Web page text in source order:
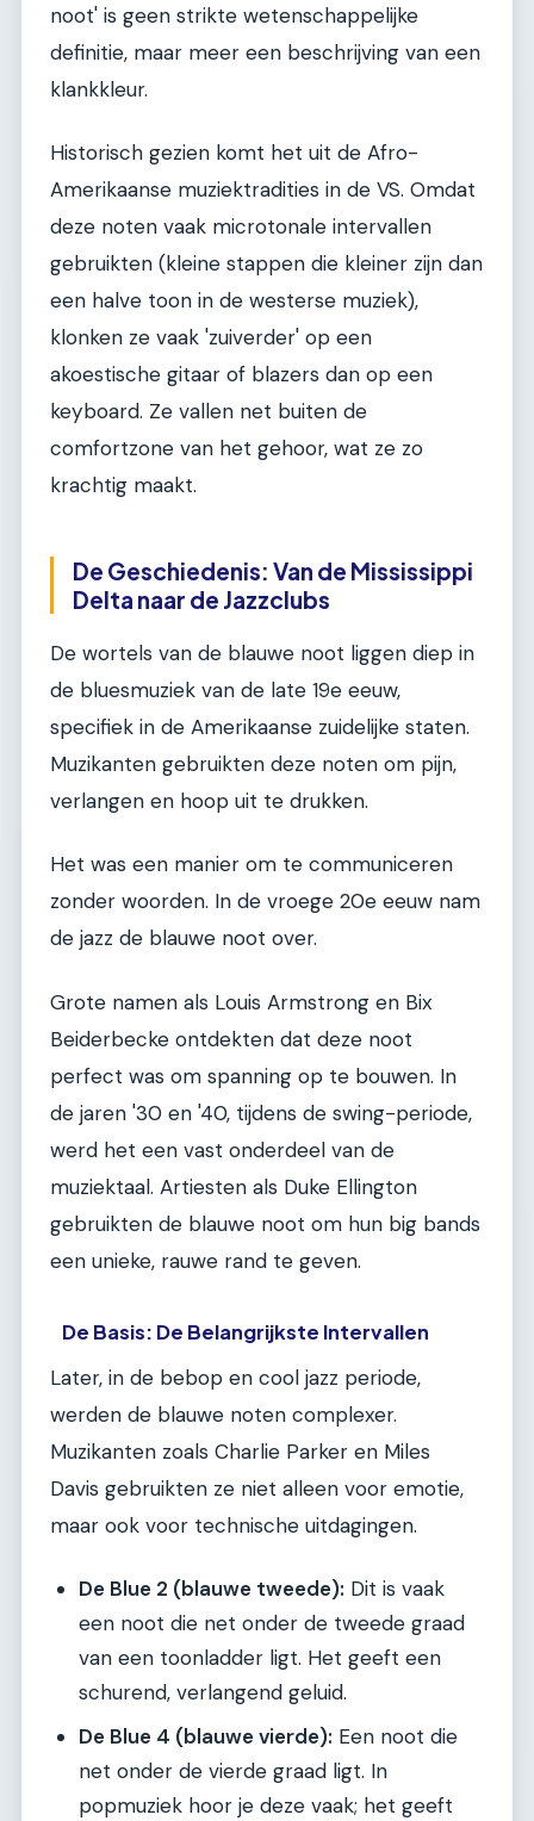
noot' is geen strikte wetenschappelijke
definitie, maar meer een beschrijving van een
klankkleur.
Historisch gezien komt het uit de Afro-
Amerikaanse muziektradities in de VS. Omdat
deze noten vaak microtonale intervallen
gebruikten (kleine stappen die kleiner zijn dan
een halve toon in de westerse muziek),
klonken ze vaak 'zuiverder' op een
akoestische gitaar of blazers dan op een
keyboard. Ze vallen net buiten de
comfortzone van het gehoor, wat ze zo
krachtig maakt.
De Geschiedenis: Van de Mississippi
Delta naar de Jazzclubs
De wortels van de blauwe noot liggen diep in
de bluesmuziek van de late 19e eeuw,
specifiek in de Amerikaanse zuidelijke staten.
Muzikanten gebruikten deze noten om pijn,
verlangen en hoop uit te drukken.
Het was een manier om te communiceren
zonder woorden. In de vroege 20e eeuw nam
de jazz de blauwe noot over.
Grote namen als Louis Armstrong en Bix
Beiderbecke ontdekten dat deze noot
perfect was om spanning op te bouwen. In
de jaren '30 en '40, tijdens de swing-periode,
werd het een vast onderdeel van de
muziektaal. Artiesten als Duke Ellington
gebruikten de blauwe noot om hun big bands
een unieke, rauwe rand te geven.
De Basis: De Belangrijkste Intervallen
Later, in de bebop en cool jazz periode,
werden de blauwe noten complexer.
Muzikanten zoals Charlie Parker en Miles
Davis gebruikten ze niet alleen voor emotie,
maar ook voor technische uitdagingen.
De Blue 2 (blauwe tweede): Dit is vaak
een noot die net onder de tweede graad
van een toonladder ligt. Het geeft een
schurend, verlangend geluid.
De Blue 4 (blauwe vierde): Een noot die
net onder de vierde graad ligt. In
popmuziek hoor je deze vaak; het geeft